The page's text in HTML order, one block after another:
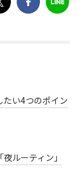
い4つのポイン
ルーティン」